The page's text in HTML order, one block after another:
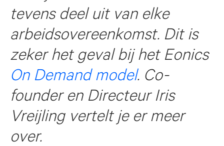
tevens deel uit van elke
arbeidsovereenkomst. Dit is
zeker het geval bij het Eonics
On Demand model. Co-
founder en Directeur Iris
Vreijling vertelt je er meer
over.